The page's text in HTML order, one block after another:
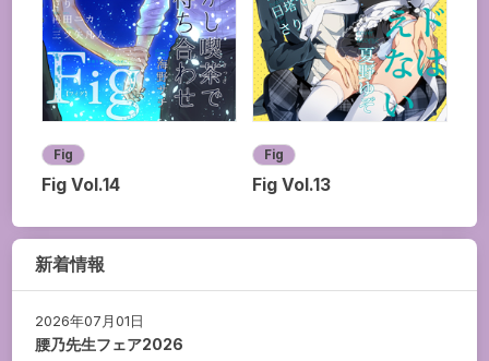
Fig
Fig Vol.14
Fig
Fig Vol.13
新着情報
2026年07月01日
腰乃先生フェア2026